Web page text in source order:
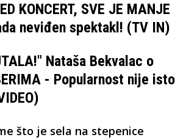
KONCERT, SVE JE MANJE
neviđen spektakl! (TV IN)
Nataša Bekvalac o
- Popularnost nije isto
što je sela na stepenice